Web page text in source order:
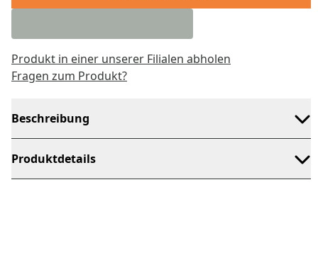
Produkt in einer unserer Filialen abholen
Fragen zum Produkt?
Beschreibung
Produktdetails